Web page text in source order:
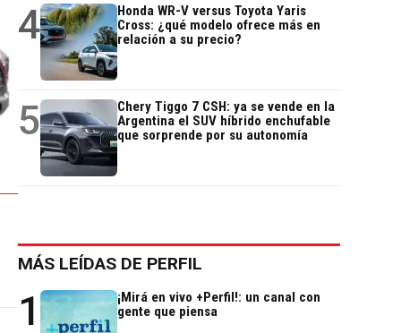
4
Honda WR-V versus Toyota Yaris
Cross: ¿qué modelo ofrece más en
relación a su precio?
5
Chery Tiggo 7 CSH: ya se vende en la
Argentina el SUV híbrido enchufable
que sorprende por su autonomía
MÁS LEÍDAS DE PERFIL
1
¡Mirá en vivo +Perfil!: un canal con
gente que piensa